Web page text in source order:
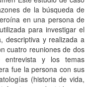
de la búsqueda de
en una persona de
para investigar el
descriptiva y realizada a
cuatro reuniones de dos
y los temas
fue la persona con sus
(historia de vida,